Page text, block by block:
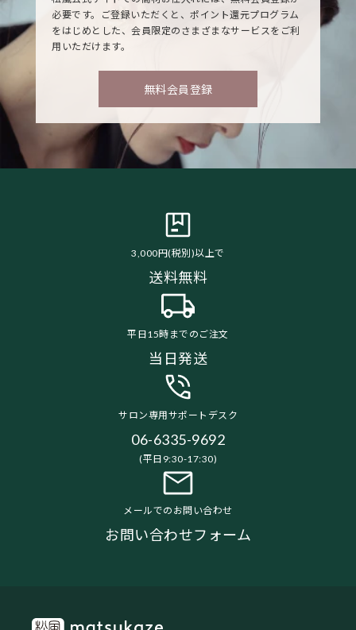
必要です。ご登録いただくと、ポイント還元プログラム
をはじめとした、会員限定のさまざまなサービスをご利
用いただけます。
無料会員登録
3,000円(税別)以上で
送料無料
平日15時までのご注文
当日発送
サロン専用サポートデスク
06-6335-9692
(平日9:30-17:30)
メールでのお問い合わせ
お問い合わせフォーム